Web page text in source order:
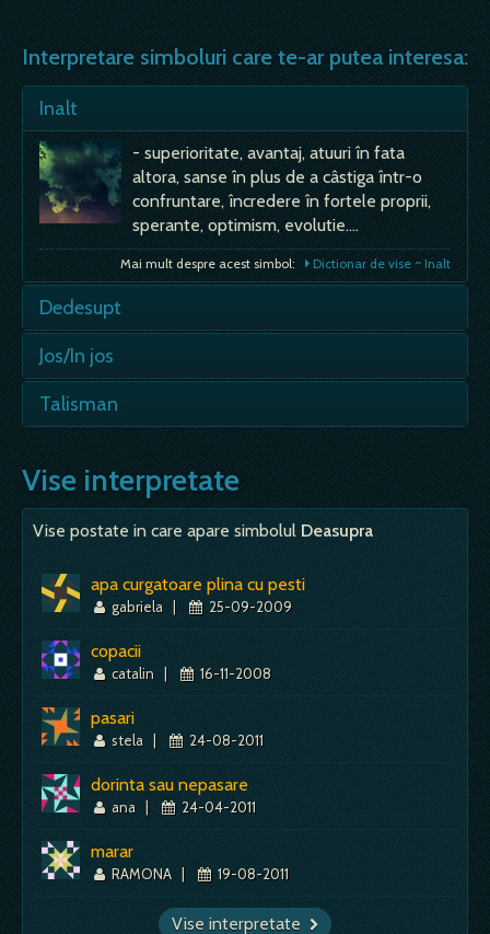
Interpretare simboluri care te-ar putea interesa:
Inalt
- superioritate, avantaj, atuuri în fata
altora, sanse în plus de a câstiga într-o
confruntare, încredere în fortele proprii,
sperante, optimism, evolutie.…
Mai mult despre acest simbol: Dictionar de vise ~ Inalt
Dedesupt
inferioritate, dezavantaj, lipsa unor atuuri
întro confruntare, neîncredere în fortele
Mai mult despre acest simbol:
Jos/In jos
în fata altora, sanse în minus de a câstiga
proprii, sperante pierdute, pesimism,
regres - tot ceea ce este jos indica o cautare a ceea ce
se petrece in strafundurile noastre…
Talisman
tine, nu te temi de interventiile altora
asupra ta; esti deasupra pericolului; nimeni
nu te poate atinge; ai senzatia de
atotputernic; treci printr -o perioada stabila a vietii
tale, cand esti…
Mai mult despre acest simbol: Dictionar de vise ~ Talisman
Vise interpretate
Vise postate in care apare simbolul Deasupra
apa curgatoare plina cu pesti
gabriela | 25-09-2009
copacii
catalin | 16-11-2008
pasari
stela | 24-08-2011
dorinta sau nepasare
ana | 24-04-2011
marar
RAMONA | 19-08-2011
Vise interpretate